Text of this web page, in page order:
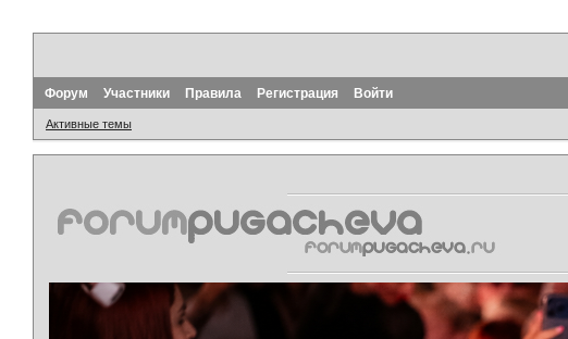
Форум Участники Правила Регистрация Войти
Активные темы